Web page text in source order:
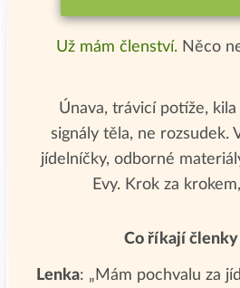
Už mám členství. Něco
Únava, trávicí potíže,
signály těla, ne rozsudek.
jídelníčky, odborné
Evy. Krok za
Co říkají
Lenka: „Mám pochvalu za